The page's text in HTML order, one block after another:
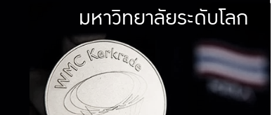
มหาวิทยา
พร้อมที่จ
และผลักดันในการใช้ระบบส
เพื่อการทำงานแ
มหาวิทยาลัยระดับโลก